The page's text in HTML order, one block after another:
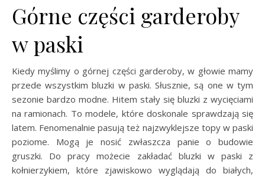
Górne części garderoby
w paski
Kiedy myślimy o górnej części garderoby, w głowie mamy
przede wszystkim bluzki w paski. Słusznie, są one w tym
sezonie bardzo modne. Hitem stały się bluzki z wycięciami
na ramionach. To modele, które doskonale sprawdzają się
latem. Fenomenalnie pasują też najzwyklejsze topy w paski
poziome. Mogą je nosić zwłaszcza panie o budowie
gruszki. Do pracy możecie zakładać bluzki w paski z
kołnierzykiem, które zjawiskowo wyglądają do białych,